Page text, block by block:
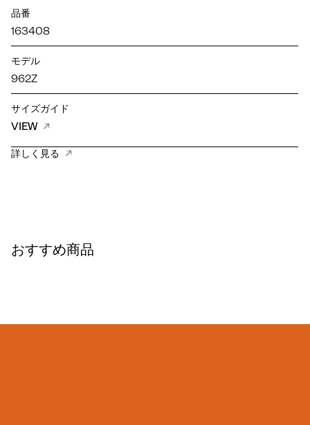
品番
163408
モデル
962Z
サイズガイド
VIEW
詳しく見る
おすすめ商品